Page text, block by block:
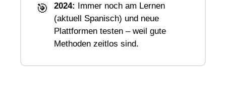
🎯 2024: Immer noch am Lernen
(aktuell Spanisch) und neue
Plattformen testen – weil gute
Methoden zeitlos sind.